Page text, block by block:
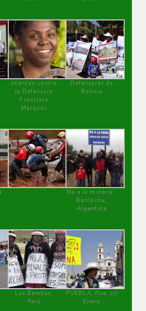
Atentan contra
la Defensora
Francisca
Márquez
Defensoras de
Bolivia
No a la minería ,
Bariloche,
Argentina
Las Bambas,
Perú
PUEBLA, Pue, 27
Enero